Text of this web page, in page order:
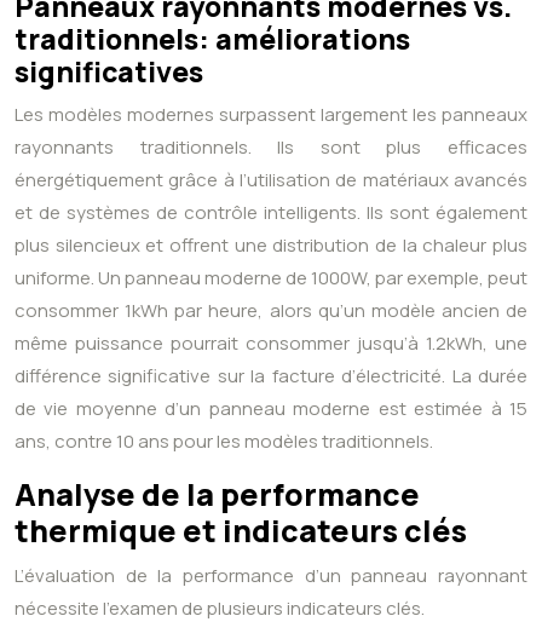
traditionnels: améliorations
significatives
Les modèles modernes surpassent largement les panneaux
rayonnants traditionnels. Ils sont plus efficaces
énergétiquement grâce à l’utilisation de matériaux avancés
et de systèmes de contrôle intelligents. Ils sont également
plus silencieux et offrent une distribution de la chaleur plus
uniforme. Un panneau moderne de 1000W, par exemple, peut
consommer 1kWh par heure, alors qu’un modèle ancien de
même puissance pourrait consommer jusqu’à 1.2kWh, une
différence significative sur la facture d’électricité. La durée
de vie moyenne d’un panneau moderne est estimée à 15
ans, contre 10 ans pour les modèles traditionnels.
Analyse de la performance
thermique et indicateurs clés
L’évaluation de la performance d’un panneau rayonnant
nécessite l’examen de plusieurs indicateurs clés.